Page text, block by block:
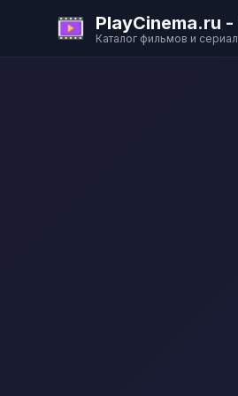
PlayCinema.ru
Каталог фильмов и